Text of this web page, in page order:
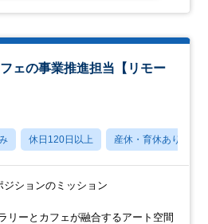
ェの事業推進担当【リモー
休日120日以上 産休・育休あり
ジションのミッション
リーとカフェが融合するアート空間